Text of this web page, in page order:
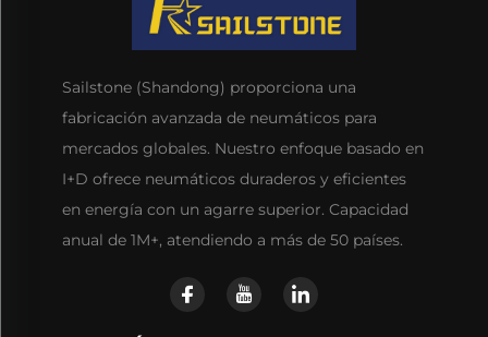
Sailstone (Shandong) proporciona una
fabricación avanzada de neumáticos para
mercados globales. Nuestro enfoque basado en
I+D ofrece neumáticos duraderos y eficientes
en energía con un agarre superior. Capacidad
anual de 1M+, atendiendo a más de 50 países.